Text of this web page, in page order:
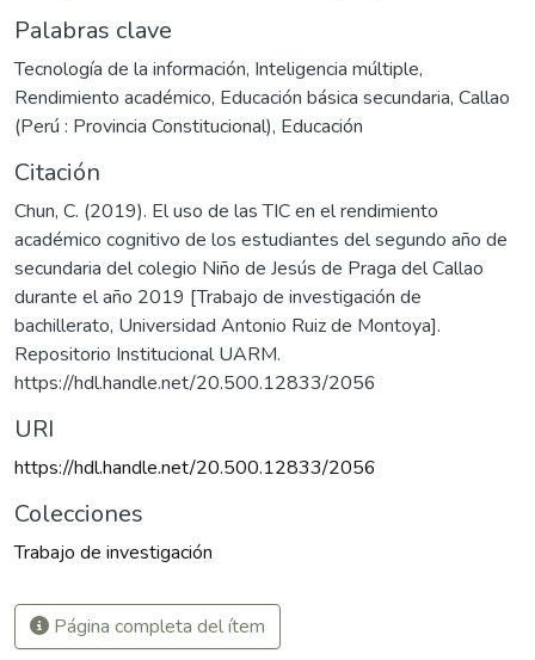
Palabras clave
Tecnología de la información, Inteligencia múltiple,
Rendimiento académico, Educación básica secundaria, Callao
(Perú : Provincia Constitucional), Educación
Citación
Chun, C. (2019). El uso de las TIC en el rendimiento
académico cognitivo de los estudiantes del segundo año de
secundaria del colegio Niño de Jesús de Praga del Callao
durante el año 2019 [Trabajo de investigación de
bachillerato, Universidad Antonio Ruiz de Montoya].
Repositorio Institucional UARM.
https://hdl.handle.net/20.500.12833/2056
URI
https://hdl.handle.net/20.500.12833/2056
Colecciones
Trabajo de investigación
Página completa del ítem